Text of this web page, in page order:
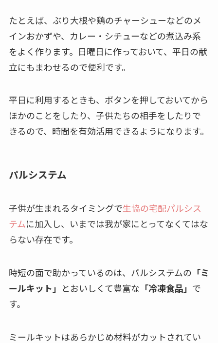
たとえば、ぶり大根や鶏のチャーシューなどのメ
インおかずや、カレー・シチューなどの煮込み系
をよく作ります。日曜日に作っておいて、平日の献
立にもまわせるので便利です。
平日に利用するときも、ボタンを押しておいてから
ほかのことをしたり、子供たちの相手をしたりで
きるので、時間を有効活用できるようになります。
パルシステム
子供が生まれるタイミングで生協の宅配パルシス
テムに加入し、いまでは我が家にとってなくてはな
らない存在です。
時短の面で助かっているのは、パルシステムの 「ミ
ールキット」 とおいしくて豊富な 「冷凍食品」 で
す。
ミールキットはあらかじめ材料がカットされてい